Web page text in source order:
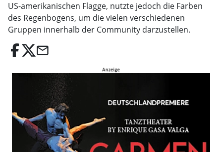
US-amerikanischen Flagge, nutzte jedoch die Farben
des Regenbogens, um die vielen verschiedenen
Gruppen innerhalb der Community darzustellen.
email